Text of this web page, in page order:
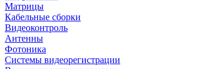
Матрицы
Кабельные сборки
Видеоконтроль
Антенны
Фотоника
Cистемы видеорегистрации